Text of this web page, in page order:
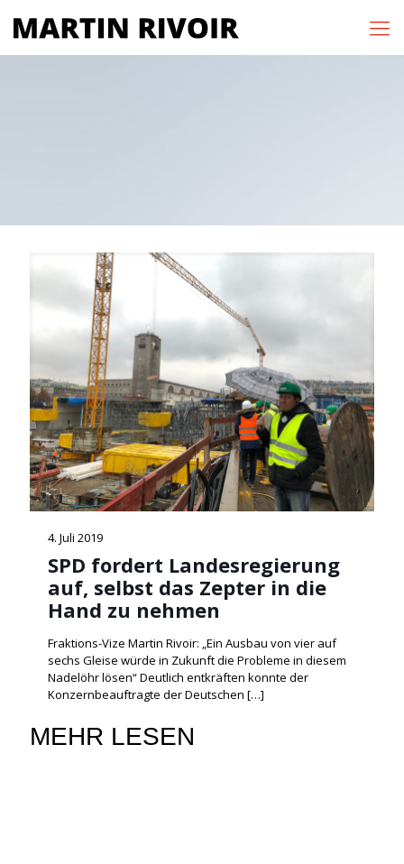
4. Juli 2019
SPD fordert Landesregierung
auf, selbst das Zepter in die
Hand zu nehmen
Fraktions-Vize Martin Rivoir: „Ein Ausbau von vier auf
sechs Gleise würde in Zukunft die Probleme in diesem
Nadelöhr lösen“ Deutlich entkräften konnte der
Konzernbeauftragte der Deutschen […]
MEHR LESEN